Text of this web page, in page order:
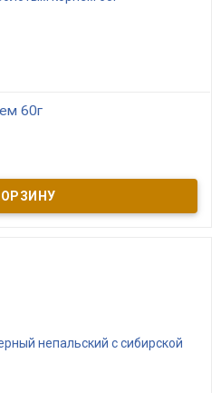
60г
организм. Золотой корень
физические
и концентрацию внимания, а так
и мозговой энергообмен.